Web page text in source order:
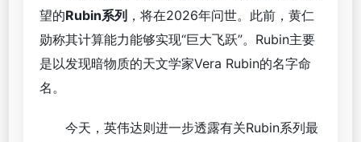
望的Rubin系列，将在2026年问世。此前，黄仁
勋称其计算能力能够实现“巨大飞跃”。Rubin主要
是以发现暗物质的天文学家Vera Rubin的名字命
名。
今天，英伟达则进一步透露有关Rubin系列最